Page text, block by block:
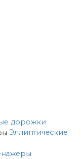
дорожки
Эллиптические